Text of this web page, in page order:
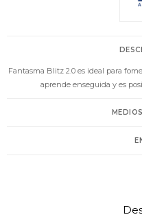
Fantasma Blitz 2.0 es ideal para
aprende enseguida y es